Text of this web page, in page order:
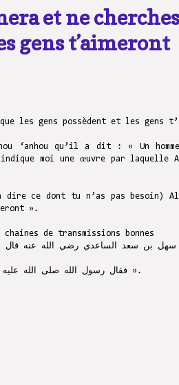
et ne
gens t’aimeront
les gens possèdent et les gens
‘anhou qu’il a dit : « Un
dire ce dont tu n’as pas besoin)
».
de transmissions bonnes
سهل بن سعد الساعدي رضي الله عنه
فقال رسول الله صلى الله عليه و سلم : » ازهد في الدنيا يحبك الله و ازهد فيما في أيد الناس يحبك الناس ».